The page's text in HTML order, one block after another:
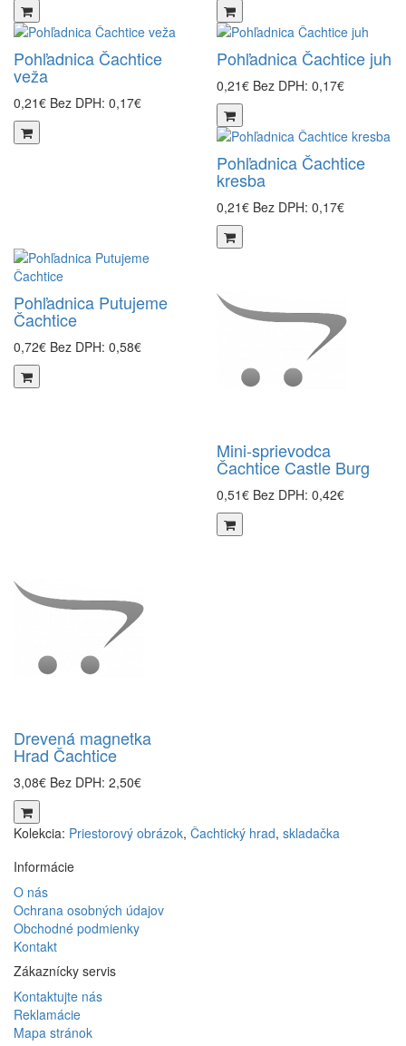
Pohľadnica Čachtice
veža
0,21€ Bez DPH: 0,17€
Pohľadnica Čachtice juh
0,21€ Bez DPH: 0,17€
Pohľadnica Čachtice
kresba
0,21€ Bez DPH: 0,17€
Pohľadnica Putujeme
Čachtice
0,72€ Bez DPH: 0,58€
Mini-sprievodca
Čachtice Castle Burg
0,51€ Bez DPH: 0,42€
Drevená magnetka
Hrad Čachtice
3,08€ Bez DPH: 2,50€
Kolekcia: Priestorový obrázok, Čachtický hrad, skladačka
Informácie
O nás
Ochrana osobných údajov
Obchodné podmienky
Kontakt
Zákaznícky servis
Kontaktujte nás
Reklamácie
Mapa stránok